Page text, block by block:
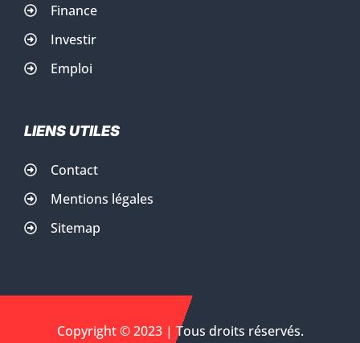
Finance
Investir
Emploi
LIENS UTILES
Contact
Mentions légales
Sitemap
Copyright © 2023 | Tous droits réservés.